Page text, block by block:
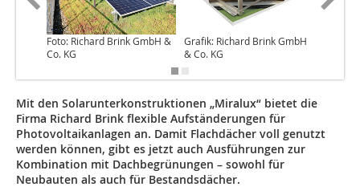
Foto: Richard Brink GmbH &
Co. KG
Grafik: Richard Brink GmbH
& Co. KG
Mit den Solarunterkonstruktionen „Miralux“ bietet die
Firma Richard Brink flexible Aufständerungen für
Photovoltaikanlagen an. Damit Flachdächer voll genutzt
werden können, gibt es jetzt auch Ausführungen zur
Kombination mit Dachbegrünungen – sowohl für
Neubauten als auch für Bestandsdächer.